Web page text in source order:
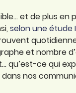
et de plus en
selon une étude
et nombre
qu’est-ce qui
nos